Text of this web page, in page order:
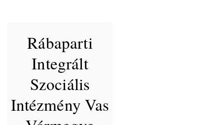
Rábaparti
Integrált
Szociális
Intézmény Vas